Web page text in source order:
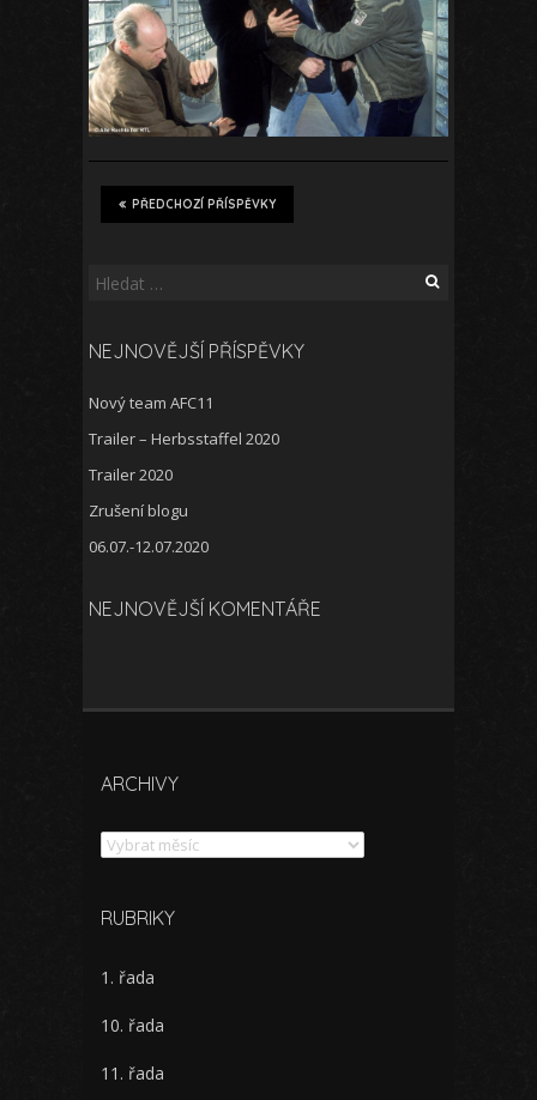
PŘEDCHOZÍ PŘÍSPĚVKY
Vyhledávání
NEJNOVĚJŠÍ PŘÍSPĚVKY
Nový team AFC11
Trailer – Herbsstaffel 2020
Trailer 2020
Zrušení blogu
06.07.-12.07.2020
NEJNOVĚJŠÍ KOMENTÁŘE
ARCHIVY
Archivy
RUBRIKY
1. řada
10. řada
11. řada